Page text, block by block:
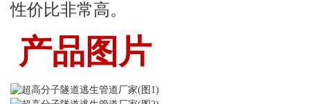
性价比非常高。
产品图片